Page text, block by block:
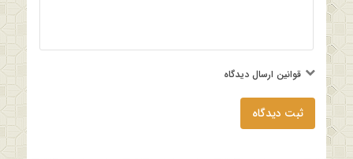
قوانین ارسال دیدگاه
ثبت دیدگاه